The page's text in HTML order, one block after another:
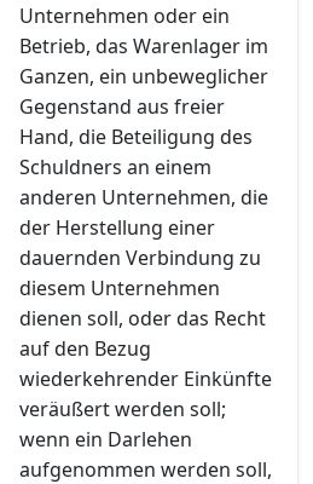
Unternehmen oder ein
Betrieb, das Warenlager im
Ganzen, ein unbeweglicher
Gegenstand aus freier
Hand, die Beteiligung des
Schuldners an einem
anderen Unternehmen, die
der Herstellung einer
dauernden Verbindung zu
diesem Unternehmen
dienen soll, oder das Recht
auf den Bezug
wiederkehrender Einkünfte
veräußert werden soll;
wenn ein Darlehen
aufgenommen werden soll,